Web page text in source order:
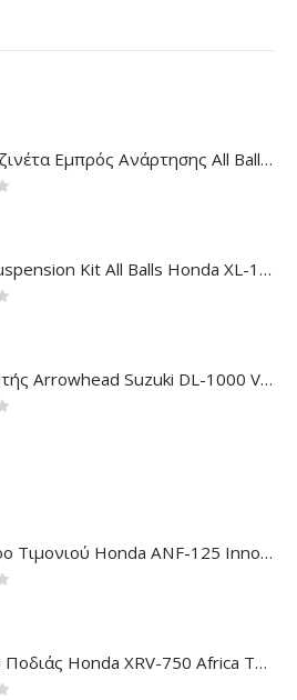
Κιτ Κουζινέτα Εμπρός Ανάρτησης All Balls Honda CBR-1100XX Blackbird
Front Suspension Kit All Balls Honda XL-1000V Varadero
Ανορθωτής Arrowhead Suzuki DL-1000 V'Strom
Αντίβαρο Τιμονιού Honda ANF-125 Innova
Λάστιχο Ποδιάς Honda XRV-750 Africa Twin